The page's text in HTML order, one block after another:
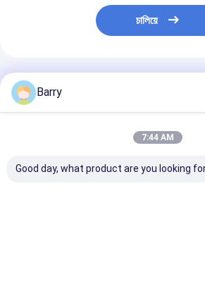
চালিয়ে
প্রস্তাবিত পণ্য
Barry
7:44 AM
Good day, what product are you looking